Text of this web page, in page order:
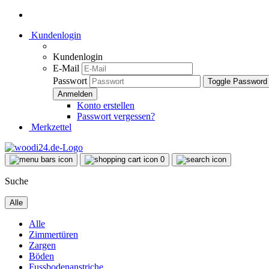
Kundenlogin
Kundenlogin
E-Mail
Passwort
Toggle
Konto erstellen
Passwort vergessen?
Merkzettel
0
Suche
Alle
Alle
Zimmertüren
Zargen
Böden
Fussbodenanstriche